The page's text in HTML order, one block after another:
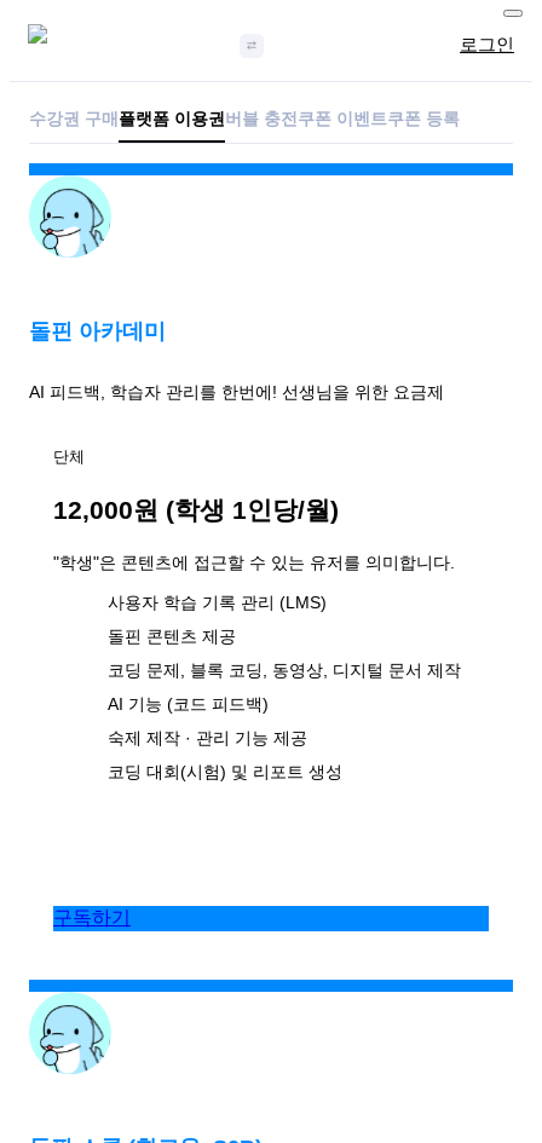
로그인
수강권 구매 플랫폼 이용권 버블 충전 쿠폰 이벤트쿠폰 등록
돌핀 아카데미
AI 피드백, 학습자 관리를 한번에! 선생님을 위한 요금제
단체
12,000원 (학생 1인당/월)
"학생"은 콘텐츠에 접근할 수 있는 유저를 의미합니다.
사용자 학습 기록 관리 (LMS)
돌핀 콘텐츠 제공
코딩 문제, 블록 코딩, 동영상, 디지털 문서 제작
AI 기능 (코드 피드백)
숙제 제작 · 관리 기능 제공
코딩 대회(시험) 및 리포트 생성
구독하기